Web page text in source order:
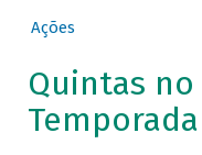
Ações
Quintas no
Temporada